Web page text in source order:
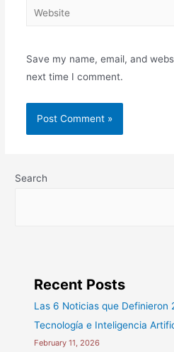
Save my name, email, and
next time I comment.
Search
Recent Posts
Las 6 Noticias que Definieron
Tecnología e Inteligencia
February 11, 2026